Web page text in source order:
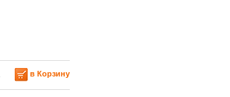
в Корзину